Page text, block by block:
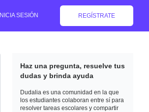
INICIA SESIÓN REGÍSTRATE
Haz una pregunta, resuelve tus
dudas y brinda ayuda
Dudalia es una comunidad en la que
los estudiantes colaboran entre sí para
resolver tareas escolares y compartir